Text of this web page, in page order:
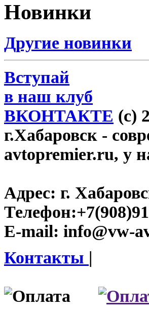
Новинки
Другие новинки
Вступай
в наш клуб
ВКОНТАКТЕ (c)
г.Хабаровск -
avtopremier.ru, у
Адрес: г.
Телефон:
E-mail: info@vw-
Контакты |